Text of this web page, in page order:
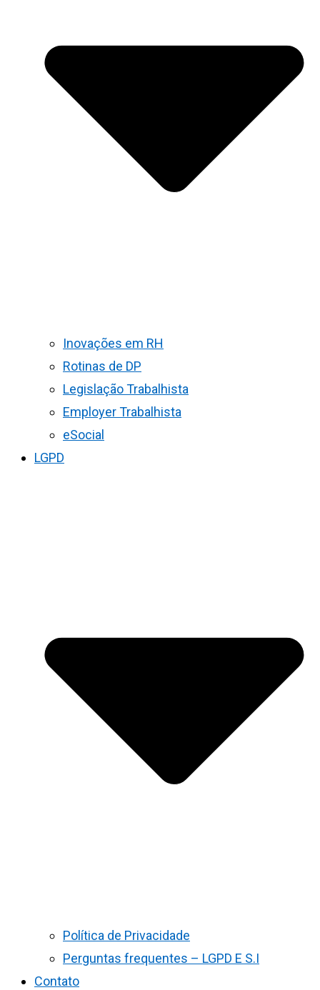
Inovações em RH
Rotinas de DP
Legislação Trabalhista
Employer Trabalhista
eSocial
LGPD
Política de Privacidade
Perguntas frequentes – LGPD E S.I
Contato